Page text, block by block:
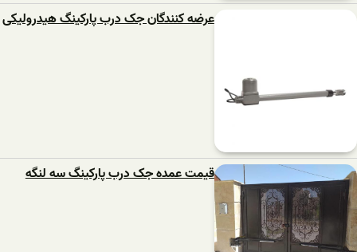
عرضه کنندگان جک درب پارکینگ هیدرولیکی
قیمت عمده جک درب پارکینگ سه لنگه